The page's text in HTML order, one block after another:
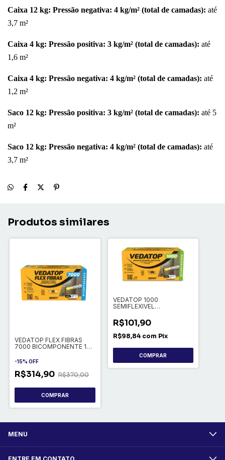
Caixa 12 kg: Pressão negativa: 4 kg/m² (total de camadas): até
3,7 m²
Caixa 4 kg: Pressão positiva: 3 kg/m² (total de camadas): até
1,6 m²
Caixa 4 kg: Pressão negativa: 4 kg/m² (total de camadas): até
1,2 m²
Saco 12 kg: Pressão positiva: 3 kg/m² (total de camadas): até 5
m²
Saco 12 kg: Pressão negativa: 4 kg/m² (total de camadas): até
3,7 m²
Produtos similares
VEDATOP FLEX FIBRAS
7000 BICOMPONENTE 18
-15% OFF
R$314,90 R$370,00
COMPRAR
VEDATOP 1000
SEMIFLEXIVEL
R$101,90
R$98,84 com Pix
COMPRAR
MENU